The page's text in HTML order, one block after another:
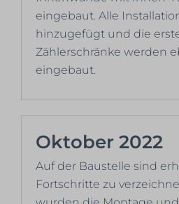
eingebaut. Alle
hinzugefügt und die
Zählerschränke werden
eingebaut.
Oktober 2022
Auf der Baustelle sind
Fortschritte zu